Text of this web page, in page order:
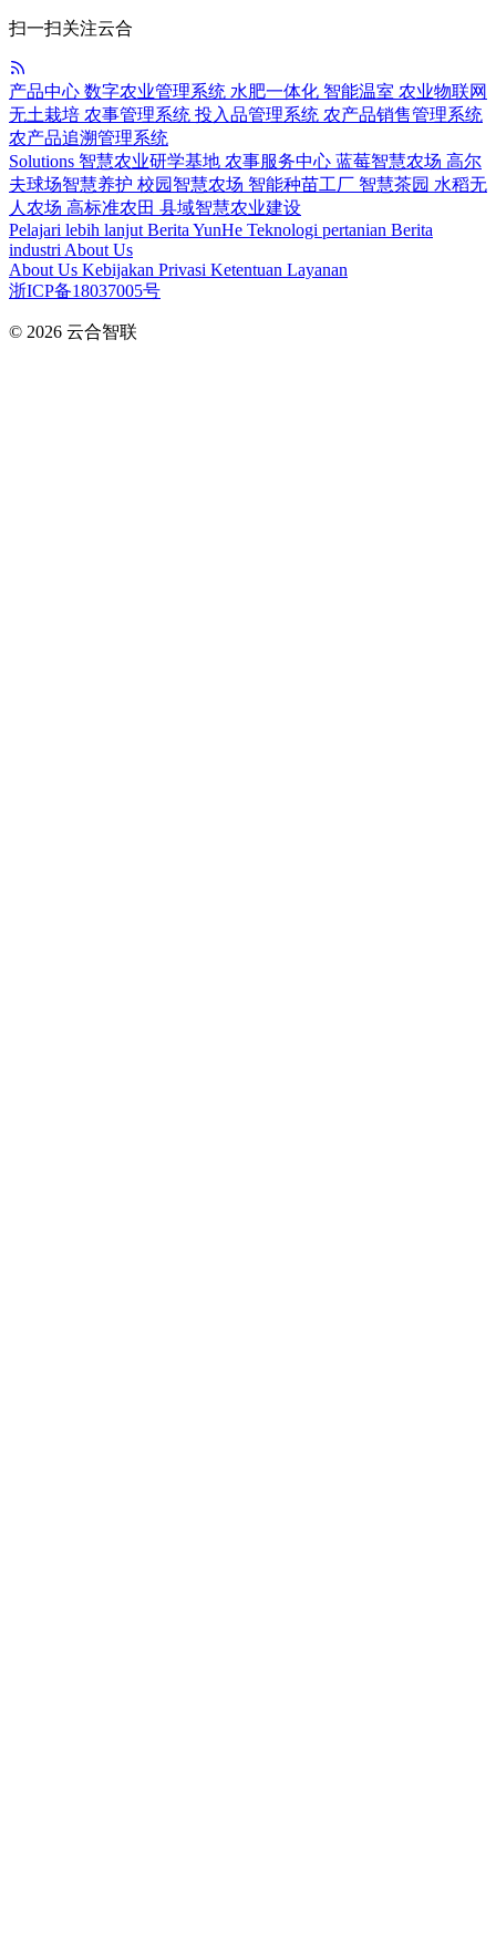
扫一扫关注云合
产品中心 数字农业管理系统 水肥一体化 智能温室 农业物联网
无土栽培 农事管理系统 投入品管理系统 农产品销售管理系统
农产品追溯管理系统
Solutions 智慧农业研学基地 农事服务中心 蓝莓智慧农场 高尔
夫球场智慧养护 校园智慧农场 智能种苗工厂 智慧茶园 水稻无
人农场 高标准农田 县域智慧农业建设
Pelajari lebih lanjut Berita YunHe Teknologi pertanian Berita
industri About Us
About Us Kebijakan Privasi Ketentuan Layanan
浙ICP备18037005号
© 2026 云合智联